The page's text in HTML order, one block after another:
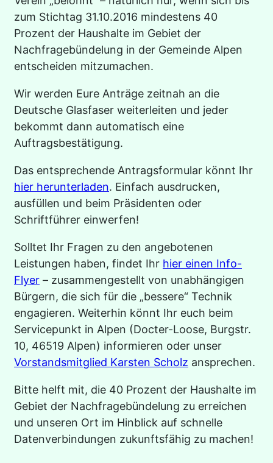
zum Stichtag 31.10.2016 mindestens 40
Prozent der Haushalte im Gebiet der
Nachfragebündelung in der Gemeinde Alpen
entscheiden mitzumachen.
Wir werden Eure Anträge zeitnah an die
Deutsche Glasfaser weiterleiten und jeder
bekommt dann automatisch eine
Auftragsbestätigung.
Das entsprechende Antragsformular könnt Ihr
hier herunterladen. Einfach ausdrucken,
ausfüllen und beim Präsidenten oder
Schriftführer einwerfen!
Solltet Ihr Fragen zu den angebotenen
Leistungen haben, findet Ihr hier einen Info-
Flyer – zusammengestellt von unabhängigen
Bürgern, die sich für die „bessere“ Technik
engagieren. Weiterhin könnt Ihr euch beim
Servicepunkt in Alpen (Docter-Loose, Burgstr.
10, 46519 Alpen) informieren oder unser
Vorstandsmitglied Karsten Scholz ansprechen.
Bitte helft mit, die 40 Prozent der Haushalte im
Gebiet der Nachfragebündelung zu erreichen
und unseren Ort im Hinblick auf schnelle
Datenverbindungen zukunftsfähig zu machen!